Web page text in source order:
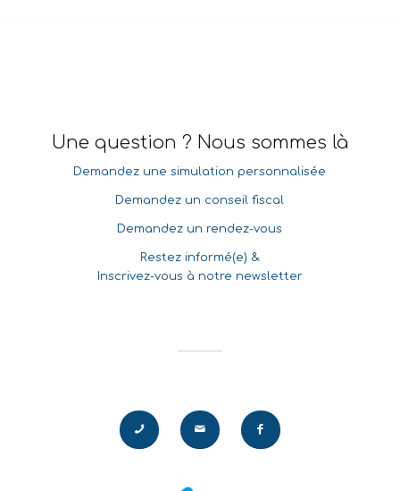
Une question ? Nous sommes là
Demandez une simulation personnalisée
Demandez un conseil fiscal
Demandez un rendez-vous
Restez informé(e) &
Inscrivez-vous à notre newsletter